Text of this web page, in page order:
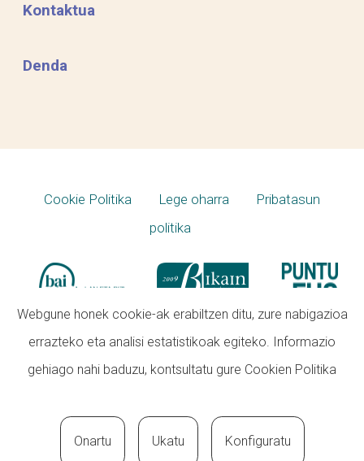
Kontaktua
Denda
Cookie Politika Lege oharra
Pribatasun
politika
Webgune honek cookie-ak erabiltzen ditu, zure nabigazioa
errazteko eta analisi estatistikoak egiteko. Informazio
gehiago nahi baduzu, kontsultatu gure Cookien Politika
Onartu Ukatu Konfiguratu